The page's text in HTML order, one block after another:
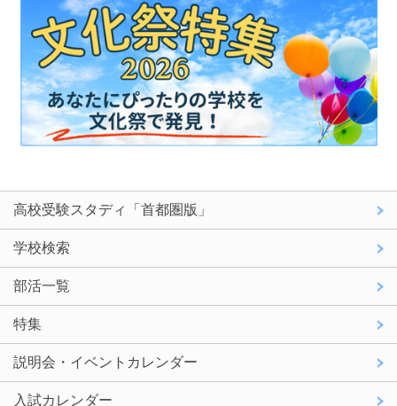
高校受験スタディ「首都圏版」
学校検索
部活一覧
特集
説明会・イベントカレンダー
入試カレンダー